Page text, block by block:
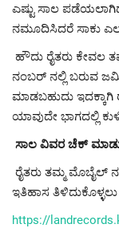
ಎಷ್ಟು ಸಾಲ
ನಮೂದಿಸಿದರೆ ಸಾಕು
ಹೌದು ರೈತರು ಕೇವಲ
ನಂಬರ್ ನಲ್ಲಿ ಬರುವ
ಮಾಡಬಹುದು ಇದಕ್ಕಾಗಿ
ಯಾವುದೇ ಭಾಗದಲ್ಲಿ
ಸಾಲ ವಿವರ ಚೆಕ್
ರೈತರು ತಮ್ಮ
ಇತಿಹಾಸ ತಿಳಿದುಕೊಳ್ಳಲು
https://